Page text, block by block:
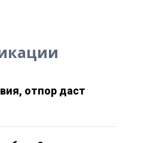
отпор даст